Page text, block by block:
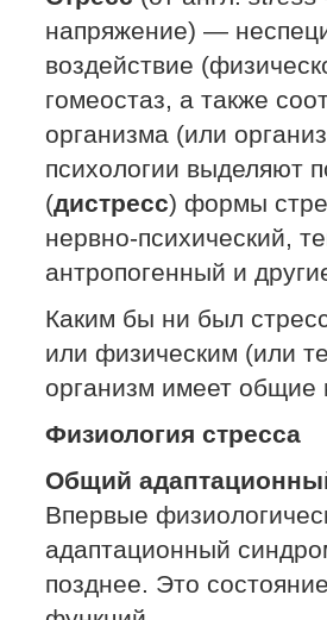
напряжение) —
воздействие
гомеостаз, а также
организма (или
психологии выделяют
(дистресс) формы
нервно-психический,
антропогенный и
Каким бы ни был
или физическим (или
организм имеет
Физиология стресса
Общий
Впервые
адаптационный
позднее. Это